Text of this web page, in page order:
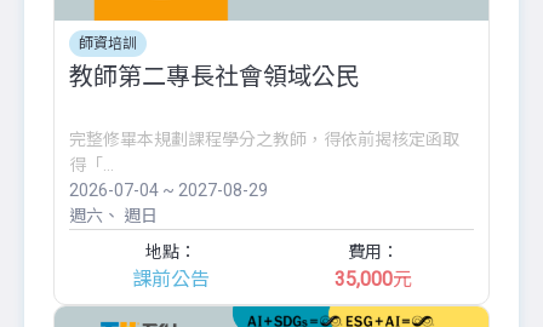
師資培訓
教師第二專長社會領域公民
完整修畢本規劃課程學分之教師，得依前揭核定函取
得「...
2026-07-04 ~ 2027-08-29
週六
週日
地點：
課前公告
費用：
35,000元